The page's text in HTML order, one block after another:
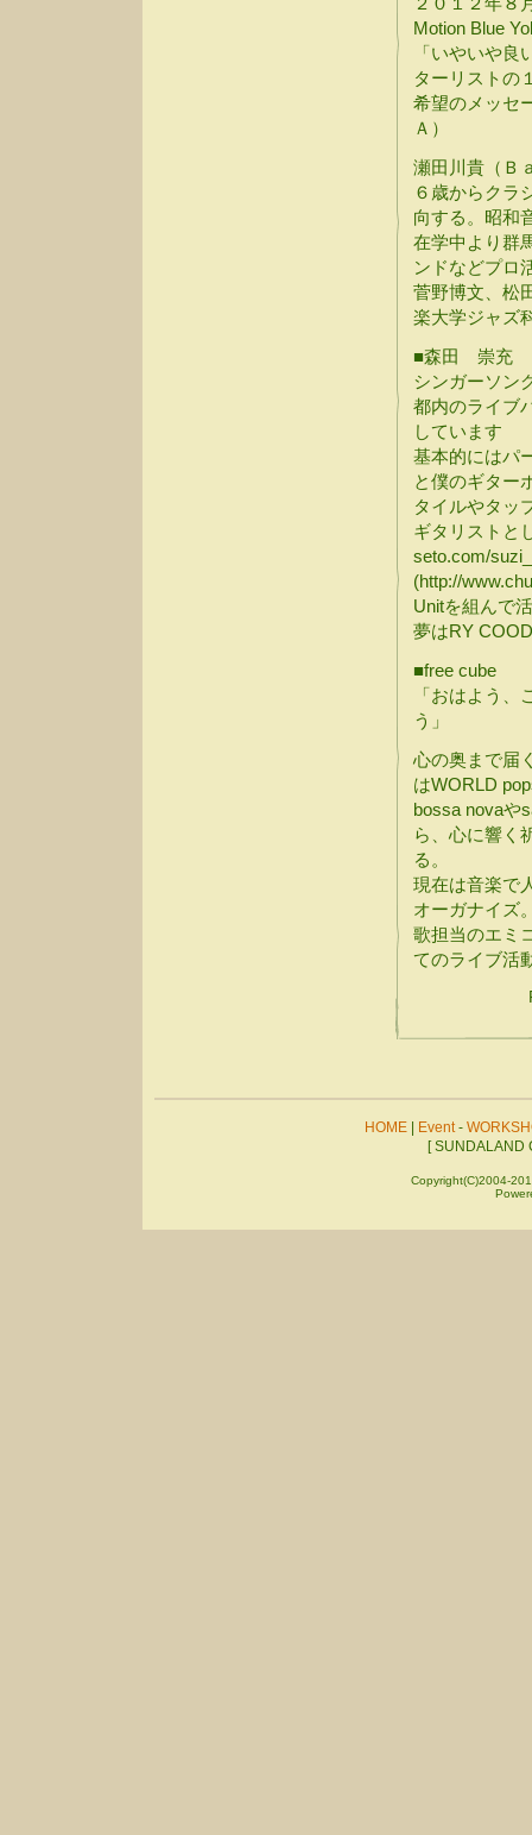
Motion Blue
「いやいや
ターリストの
希望のメッセ
Ａ）
瀬田川貴（Ｂ
６歳からクラ
向する。昭和
在学中より群
ンドなどプロ
菅野博文、松
楽大学ジャズ
■森田 崇充
シンガーソン
都内のライブ
しています
基本的にはパ
と僕のギター
タイルやタッ
ギタリストと
seto.com/
(http://
Unitを組んで
夢はRY
■free cube
「おはよう
う」
心の奥まで届
はWORLD
bossa novaや
ら、心に響く
る。
現在は音楽で
オーガナイズ
歌担当のエミ
てのライブ活
HOME| Event-
[ SUNDALAND
Copyright(C)2004-